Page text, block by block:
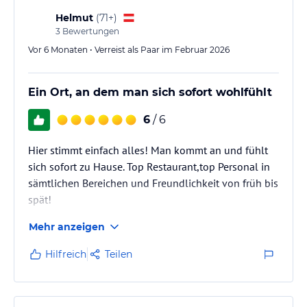
Zentral und doch ruhig gelegen präsentieren sich die Rittis Alpin
Möglichkeiten unmittelbar vor der Türe eignen sich die Rittis
Chalets perfekt für einen vielseitigen Sporturlaub. Die
Entfernungen im Überblick:
12 Autominuten bis Schladming
5 Autominuten zum Rittisberg
12 Autominuten zur Reiteralm
12 Autominuten zur Planai
direkter Einstieg ins Loipen- und Wandernetz
Apartments - Doppelzimmer - Familiensuite - Penthouse Suite
Apartments mit privater Sauna und Kamin in Ramsau - 14
Helmut (71+)
3 Bewertungen
Vor 6 Monaten • Verreist als Paar im Februar 2026
Ein Ort, an dem man sich sofort wohlfühlt
6 / 6
Hier stimmt einfach alles! Man kommt an und fühlt
sich sofort zu Hause. Top Restaurant,top Personal in
sämtlichen Bereichen und Freundlichkeit von früh bis
spät!
Mehr anzeigen
Hilfreich Teilen